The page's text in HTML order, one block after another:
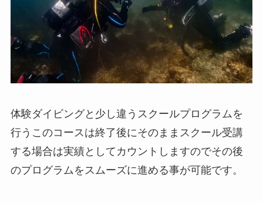
体験ダイビングと少し違うスクールプログラムを
行うこのコースは終了後にそのままスクール受講
する場合は実績としてカウントしますのでその後
のプログラムをスムーズに進める事が可能です。